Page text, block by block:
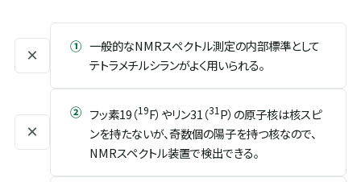
× ① 一般的なNMRスペクトル測定の内部標準として
テトラメチルシランがよく用いられる。
×
② フッ素19（19F）やリン31（31 P）の原子核は核スピ
ンを持たないが、奇数個の陽子を持つ核なので、
NMRスペクトル装置で検出できる。